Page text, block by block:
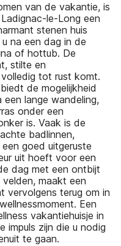
van de vakantie, is
le-Long een
stenen huis
na een dag in de
of hottub. De
stilte en
tot rust komt.
de mogelijkheid
lange wandeling,
onder een
is. Vaak is de
badlinnen,
goed uitgeruste
uit hoeft voor een
dag met een ontbijt
maakt een
vervolgens terug om in
Een
vakantiehuisje in
impuls zijn die u nodig
te gaan.